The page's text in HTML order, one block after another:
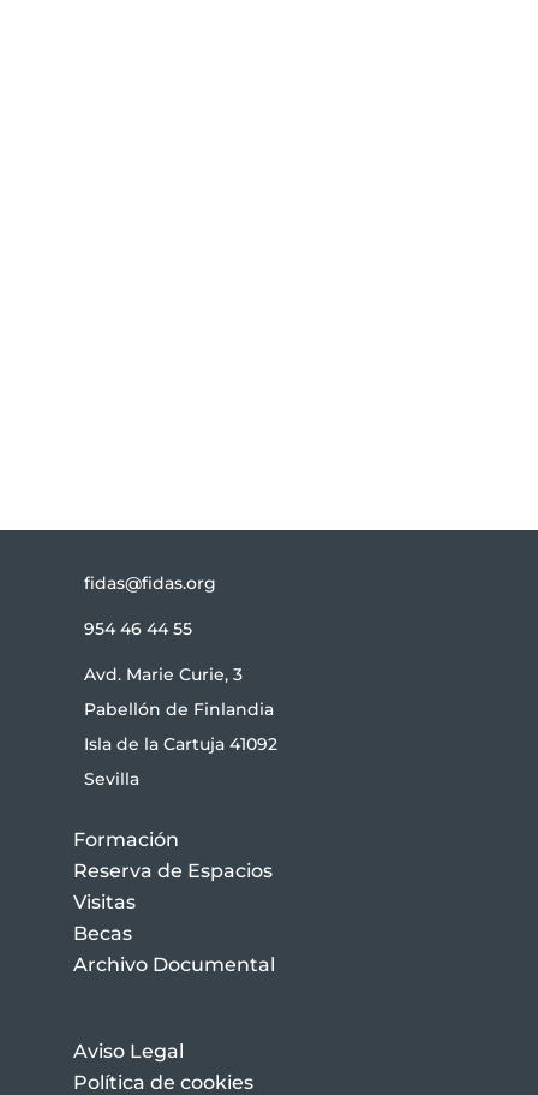
fidas@fidas.org
954 46 44 55
Avd. Marie Curie, 3
Pabellón de Finlandia
Isla de la Cartuja 41092
Sevilla
Formación
Reserva de Espacios
Visitas
Becas
Archivo Documental
Aviso Legal
Política de cookies